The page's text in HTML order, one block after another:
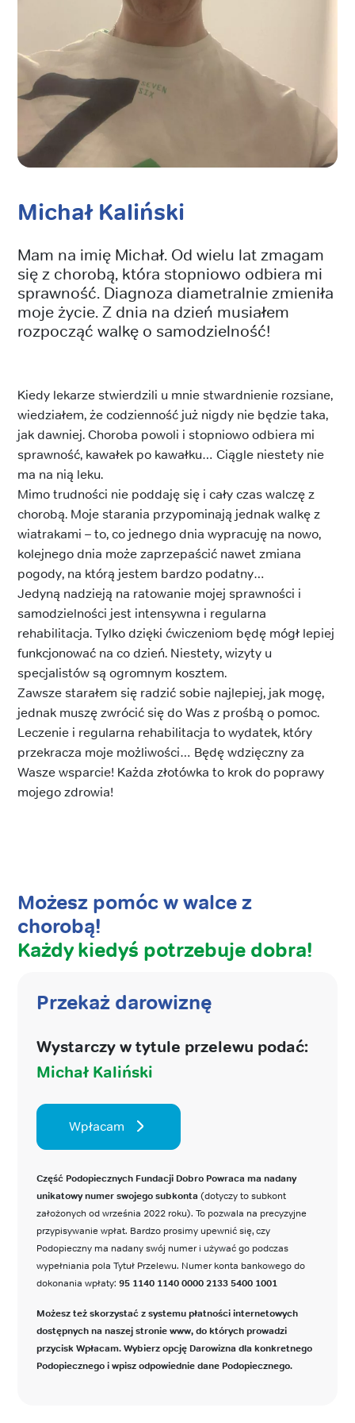
Michał Kaliński
Mam na imię Michał. Od wielu lat zmagam
się z chorobą, która stopniowo odbiera mi
sprawność. Diagnoza diametralnie zmieniła
moje życie. Z dnia na dzień musiałem
rozpocząć walkę o samodzielność!
Kiedy lekarze stwierdzili u mnie stwardnienie rozsiane,
wiedziałem, że codzienność już nigdy nie będzie taka,
jak dawniej. Choroba powoli i stopniowo odbiera mi
sprawność, kawałek po kawałku… Ciągle niestety nie
ma na nią leku.
Mimo trudności nie poddaję się i cały czas walczę z
chorobą. Moje starania przypominają jednak walkę z
wiatrakami – to, co jednego dnia wypracuję na nowo,
kolejnego dnia może zaprzepaścić nawet zmiana
pogody, na którą jestem bardzo podatny…
Jedyną nadzieją na ratowanie mojej sprawności i
samodzielności jest intensywna i regularna
rehabilitacja. Tylko dzięki ćwiczeniom będę mógł lepiej
funkcjonować na co dzień. Niestety, wizyty u
specjalistów są ogromnym kosztem.
Zawsze starałem się radzić sobie najlepiej, jak mogę,
jednak muszę zwrócić się do Was z prośbą o pomoc.
Leczenie i regularna rehabilitacja to wydatek, który
przekracza moje możliwości… Będę wdzięczny za
Wasze wsparcie! Każda złotówka to krok do poprawy
mojego zdrowia!
Możesz pomóc w walce z
chorobą!
Każdy kiedyś potrzebuje dobra!
Przekaż darowiznę
Wystarczy w tytule przelewu podać:
Michał Kaliński
Wpłacam
Część Podopiecznych Fundacji Dobro Powraca ma nadany
unikatowy numer swojego subkonta (dotyczy to subkont
założonych od września 2022 roku). To pozwala na precyzyjne
przypisywanie wpłat. Bardzo prosimy upewnić się, czy
Podopieczny ma nadany swój numer i używać go podczas
wypełniania pola Tytuł Przelewu. Numer konta bankowego do
dokonania wpłaty: 95 1140 1140 0000 2133 5400 1001
Możesz też skorzystać z systemu płatności internetowych
dostępnych na naszej stronie www, do których prowadzi
przycisk Wpłacam. Wybierz opcję Darowizna dla konkretnego
Podopiecznego i wpisz odpowiednie dane Podopiecznego.